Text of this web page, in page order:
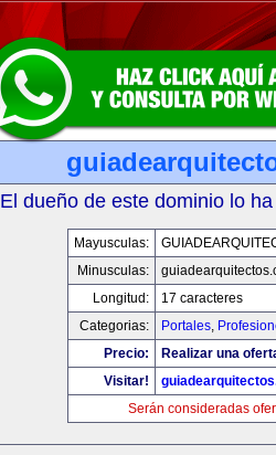
El dueño de este dominio lo
Mayusculas:
Minusculas:
Longitud:
17 caracteres
Categorias:
Portales,
Precio:
Realizar una
Visitar!
Serán consideradas